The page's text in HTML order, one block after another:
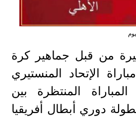
من قبل جماهير كرة
الإتحاد المنستيري
المنتظرة بين
إطار منافسات دور الـ32 من بطولة دوري أبطال أفريقيا